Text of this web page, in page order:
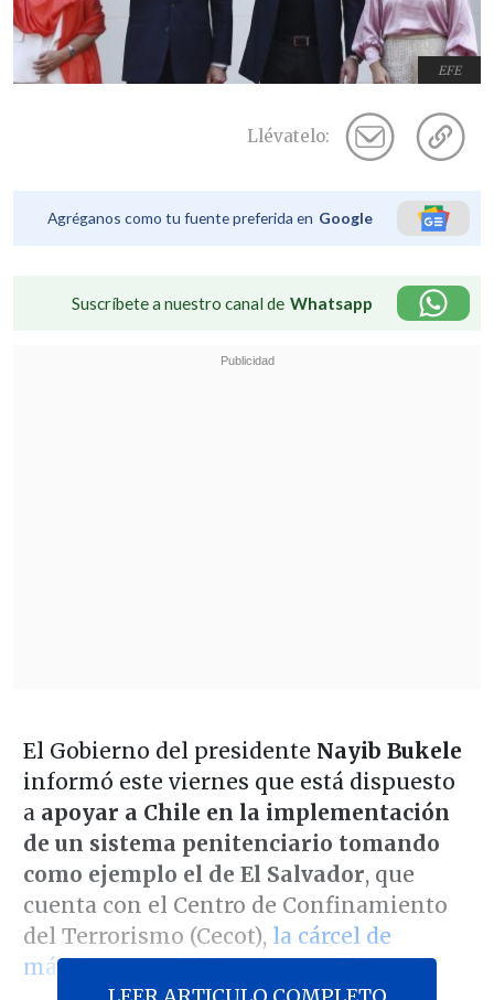
EFE
Llévatelo:
Agréganos como tu fuente preferida en Google
Suscríbete a nuestro canal de Whatsapp
El Gobierno del presidente Nayib Bukele
informó este viernes que está dispuesto
a apoyar a Chile en la implementación
de un sistema penitenciario tomando
como ejemplo el de El Salvador, que
cuenta con el Centro de Confinamiento
del Terrorismo (Cecot), la cárcel de
máxima seguridad para pandilleros.